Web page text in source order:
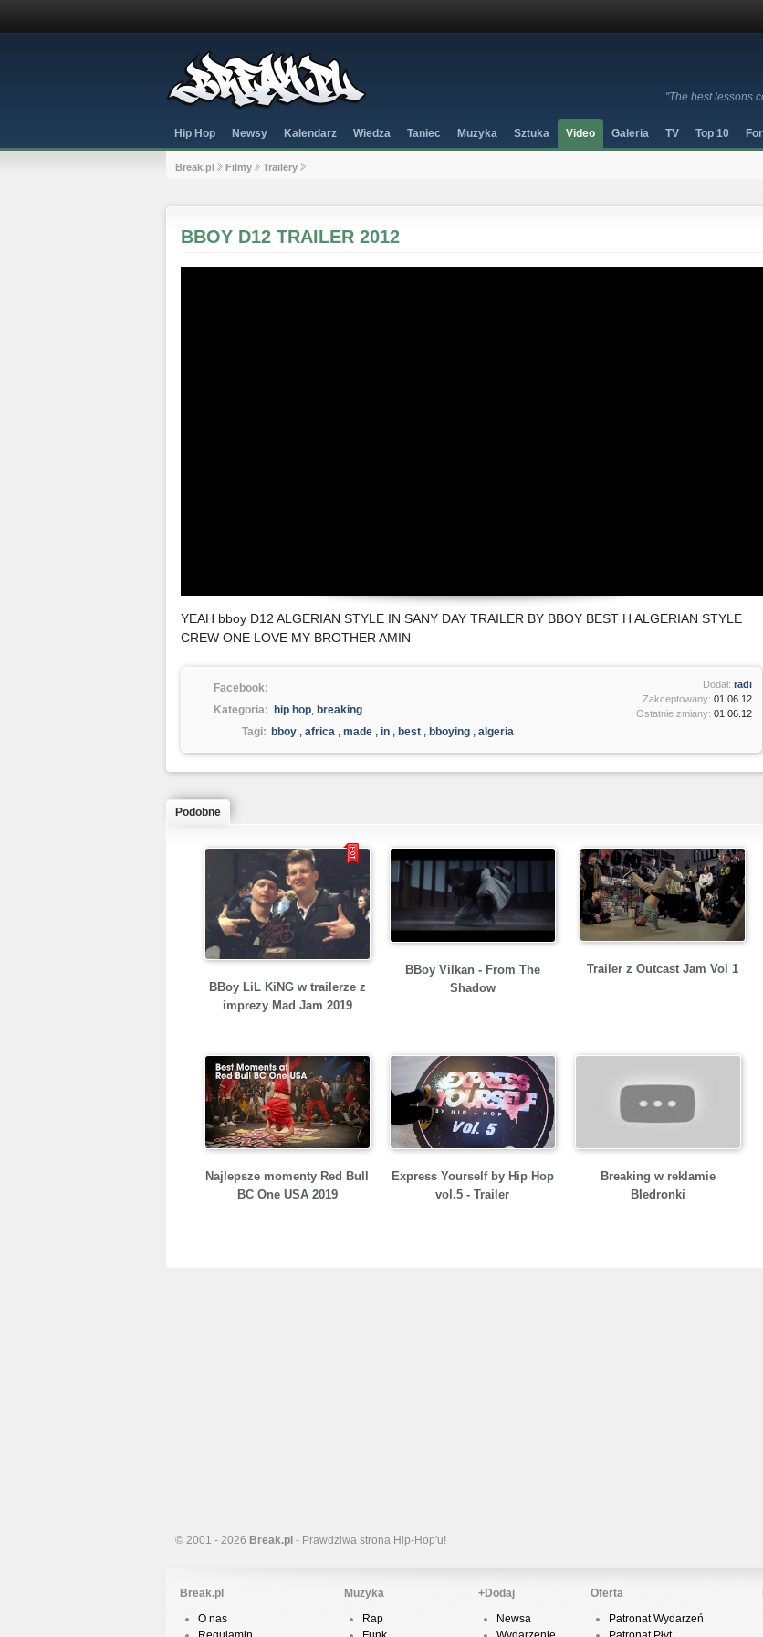
"The best lessons
Hip Hop Newsy Kalendarz Wiedza Taniec Muzyka Sztuka Video Galeria TV Top 10
Break.pl Filmy Trailery
BBOY D12 TRAILER 2012
YEAH bboy D12 ALGERIAN STYLE IN SANY DAY TRAILER BY BBOY BEST H ALGERIAN STYLE
CREW ONE LOVE MY BROTHER AMIN
Facebook:
Kategoria:
hip hop, breaking
Tagi: bboy , africa , made , in , best , bboying , algeria
Dodał: radi
Zakceptowany: 01.06.12
Ostatnie zmiany: 01.06.12
Podobne
BBoy LiL KiNG w trailerze z
imprezy Mad Jam 2019
BBoy Vilkan - From The
Shadow
Trailer z Outcast Jam Vol 1
Najlepsze momenty Red Bull
BC One USA 2019
Express Yourself by Hip Hop
vol.5 - Trailer
Breaking w reklamie
BIedronki
© 2001 - 2026 Break.pl - Prawdziwa strona Hip-Hop'u!
Break.pl
O nas
Muzyka
Rap
+Dodaj
Newsa
Oferta
Patronat Wydarzeń